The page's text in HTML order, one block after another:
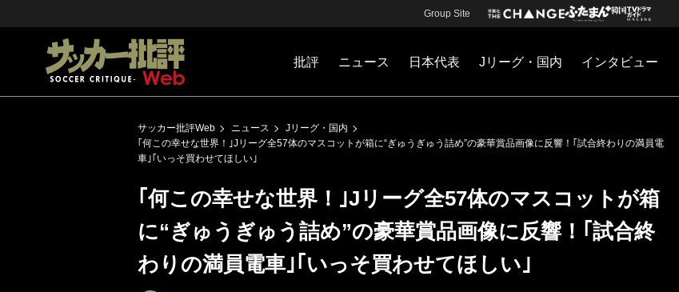
Group Site
批評 ニュース 日本代表 Jリーグ・国内 インタビュー
サッカー批評Web ニュース
Jリーグ・国内
｢何この幸せな世界！｣Jリーグ全57体のマスコットが箱に“ぎゅうぎゅう詰め”の豪華賞品画像に反響！｢試合終わりの満員電
車｣｢いっそ買わせてほしい｣
｢何この幸せな世界！｣Jリーグ全57体のマスコットが箱
に“ぎゅうぎゅう詰め”の豪華賞品画像に反響！｢試合終
わりの満員電車｣｢いっそ買わせてほしい｣